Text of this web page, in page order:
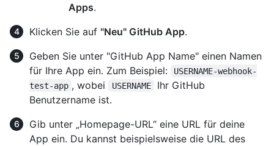
Apps.
Klicken Sie auf "Neu" GitHub App.
Geben Sie unter "GitHub App Name" einen Namen
für Ihre App ein. Zum Beispiel:
USERNAME-webhook-
test-app , wobei USERNAME
Ihr GitHub
Benutzername ist.
Gib unter „Homepage-URL“ eine URL für deine
App ein. Du kannst beispielsweise die URL des